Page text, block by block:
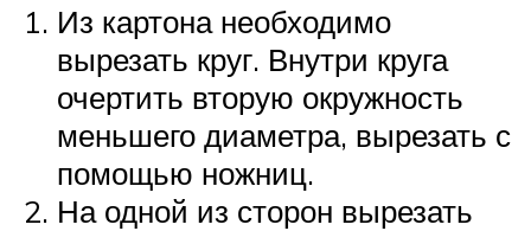
Из картона необходимо
вырезать круг. Внутри круга
очертить вторую окружность
меньшего диаметра, вырезать с
помощью ножниц.
На одной из сторон вырезать